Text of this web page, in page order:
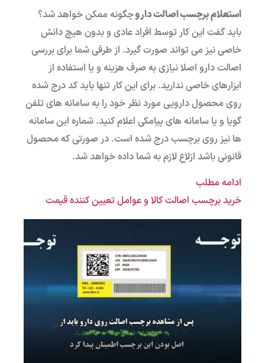
استعلام برچسب اصالت داروچگونه ممکن خواهد شد؟
باید گفت این کار توسط افراد عادی و بدون هیچ دانش
خاصی نیز می تواند صورت گیرد. از طرفی شما برای بررسی
اصالت دارو اصلا نیازی به صرف هزینه و یا استفاده از
ابزارهای خاصی ندارید. برای این کار تنها باید کد درج شده
روی محصول دارویی مورد نظر خود را به سامانه های تلفن
گویا و یا سامانه های پیامکی اعلام کنید. شماره این سامانه
ها نیز روی برچسب درج شده است. در صورتی که محصول
قانونی باشد ازلاع لازم به شما داده خواهد شد.
ادامه مطلب
خرید برچسب اصالت کالا و عوامل تعیین کننده قیمت